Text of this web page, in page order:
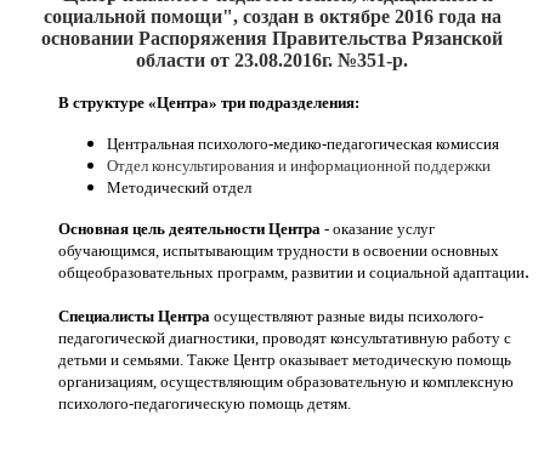
социальной помощи", создан в октябре 2016года на
основании Распоряжения Правительства Рязанской
области от 23.08.2016г. №351-р.
В структуре «Центра» три подразделения:
Центральная психолого-медико-педагогическая комиссия
Отдел консультирования и информационной поддержки
Методический отдел
Основная цель деятельности Центра - оказание услуг
обучающимся, испытывающим трудности в освоении основных
общеобразовательных программ, развитии и социальной адаптации.
Специалисты Центра осуществляют разные виды психолого-
педагогической диагностики, проводят консультативную работу с
детьми и семьями. Также Центр оказывает методическую помощь
организациям, осуществляющим образовательную и комплексную
психолого-педагогическую помощь детям.